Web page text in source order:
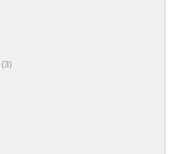
(3)